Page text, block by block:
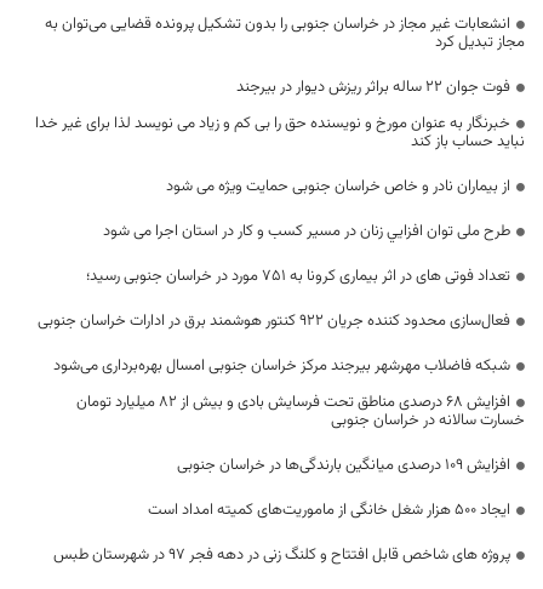
انشعابات غیر مجاز در خراسان جنوبی را بدون تشکیل پرونده قضایی می‌توان به
مجاز تبدیل کرد
فوت جوان 22 ساله براثر ریزش دیوار در بیرجند
خبرنگار به عنوان مورخ و نویسنده حق را بی کم و زیاد می نویسد لذا برای غیر خدا
نباید حساب باز کند
از بیماران نادر و خاص خراسان جنوبی حمایت ویژه می شود
طرح ملی توان افزايي زنان در مسير كسب و كار در استان اجرا می شود
تعداد فوتی های در اثر بیماری کرونا به 751 مورد در خراسان جنوبی رسید؛
فعال‌سازی محدود کننده‌ جریان ۹۲۲ کنتور هوشمند برق در ادارات خراسان جنوبی
شبکه فاضلاب مهرشهر بیرجند مرکز خراسان جنوبی امسال بهره‌برداری می‌شود
افزایش 68 درصدی مناطق تحت فرسایش بادی و بیش از 82 میلیارد تومان
خسارت سالانه در خراسان جنوبی
افزایش ۱۰۹ درصدی میانگین بارندگی‌ها در خراسان جنوبی
ایجاد ۵۰۰ هزار شغل خانگی از ماموریت‌های کمیته امداد است
پروژه های شاخص قابل افتتاح و کلنگ زنی در دهه فجر 97 در شهرستان طبس